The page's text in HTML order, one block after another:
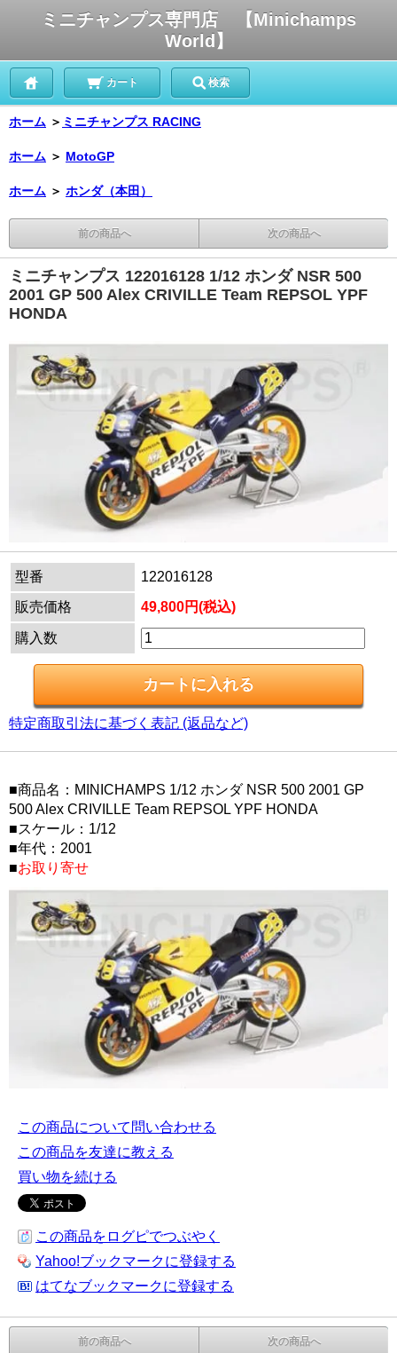
ミニチャンプス専門店 【Minichamps
World】
カート 検索
ホーム ＞ ミニチャンプス RACING
ホーム ＞ MotoGP
ホーム ＞ ホンダ（本田）
前の商品へ 次の商品へ
ミニチャンプス 122016128 1/12 ホンダ NSR 500
2001 GP 500 Alex CRIVILLE Team REPSOL YPF
HONDA
型番
122016128
販売価格
49,800円(税込)
購入数
特定商取引法に基づく表記 (返品など)
■商品名：MINICHAMPS 1/12 ホンダ NSR 500 2001 GP
500 Alex CRIVILLE Team REPSOL YPF HONDA
■スケール：1/12
■年代：2001
■お取り寄せ
この商品について問い合わせる
この商品を友達に教える
買い物を続ける
この商品をログピでつぶやく
Yahoo!ブックマークに登録する
はてなブックマークに登録する
前の商品へ 次の商品へ